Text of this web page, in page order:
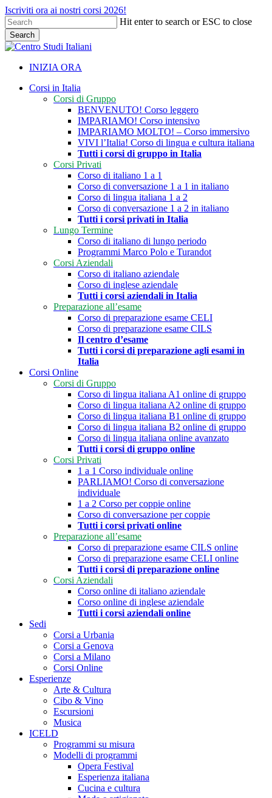
Skip
to
main
content
Iscriviti ora ai nostri corsi 2026!
Hit enter to search or ESC to close
Search
Close
INIZIA ORA
search
Menu
Corsi in Italia
Corsi di Gruppo
BENVENUTO! Corso leggero
IMPARIAMO! Corso intensivo
IMPARIAMO MOLTO! – Corso immersivo
VIVI l’Italia! Corso di lingua e cultura italiana
Tutti i corsi di gruppo in Italia
Corsi Privati
Corso di italiano 1 a 1
Corso di conversazione 1 a 1 in italiano
Corso di lingua italiana 1 a 2
Corso di conversazione 1 a 2 in italiano
Tutti i corsi privati in Italia
Lungo Termine
Corso di italiano di lungo periodo
Programmi Marco Polo e Turandot
Corsi Aziendali
Corso di italiano aziendale
Corso di inglese aziendale
Tutti i corsi aziendali in Italia
Preparazione all’esame
Corso di preparazione esame CELI
Corso di preparazione esame CILS
Il centro d’esame
Tutti i corsi di preparazione agli esami in
Italia
Corsi Online
Corsi di Gruppo
Corso di lingua italiana A1 online di gruppo
Corso di lingua italiana A2 online di gruppo
Corso di lingua italiana B1 online di gruppo
Corso di lingua italiana B2 online di gruppo
Corso di lingua italiana online avanzato
Tutti i corsi di gruppo online
Corsi Privati
1 a 1 Corso individuale online
PARLIAMO! Corso di conversazione
individuale
1 a 2 Corso per coppie online
Corso di conversazione per coppie
Tutti i corsi privati online
Preparazione all’esame
Corso di preparazione esame CILS online
Corso di preparazione esame CELI online
Tutti i corsi di preparazione online
Corsi Aziendali
Corso online di italiano aziendale
Corso online di inglese aziendale
Tutti i corsi aziendali online
Sedi
Corsi a Urbania
Corsi a Genova
Corsi a Milano
Corsi Online
Esperienze
Arte & Cultura
Cibo & Vino
Escursioni
Musica
ICELD
Programmi su misura
Modelli di programmi
Opera Festival
Esperienza italiana
Cucina e cultura